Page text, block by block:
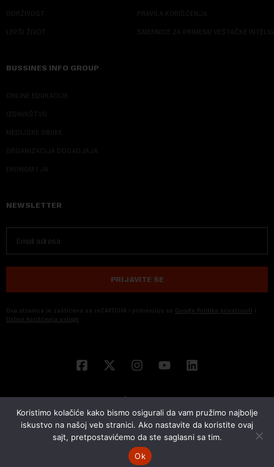
ODRŽIVOST
LEPŠI ŽIVOT
PRAVILA KORIŠĆENJA
SMERNICE ZA PRIMENU VEŠTAČKE
BUSSINES INFO GROUP
ONLINE EDUKACIJE
IZDAVAŠTVO
MEDIJSKE OBUKE
ORGANIZACIJA DOGADJAJA
EKONOM I JA
NEWSLETTER
PRIJAVITE SE
Ova stranica je zaštićena sa reCAPTCHA i primenjuju se Google Politika privatnosti i
Uslovi korišćenja usluge
© 2026 NOVA EKONOMIJA | SVA PRAVA ZADŽANA | DEVELOPED BY
Koristimo kolačiće kako bismo osigurali da vam pružimo najbolje
iskustvo na našoj veb stranici. Ako nastavite da koristite ovaj
sajt, pretpostavićemo da ste saglasni sa tim.
Ok